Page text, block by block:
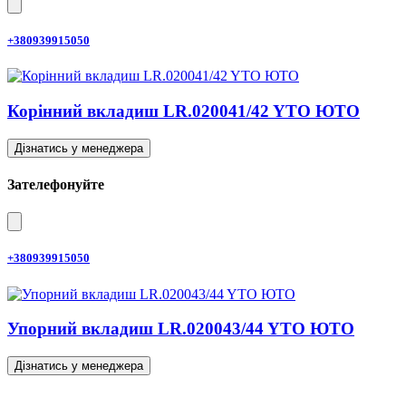
+380939915050
Корінний вкладиш LR.020041/42 YTO ЮТО
Дізнатись у менеджера
Зателефонуйте
+380939915050
Упорний вкладиш LR.020043/44 YTO ЮТО
Дізнатись у менеджера